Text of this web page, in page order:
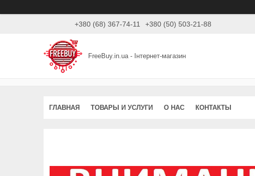
+380 (68) 367-74-11 +380 (50) 503-21-88
FreeBuy.in.ua - Інтернет-магазин
ГЛАВНАЯ ТОВАРЫ И УСЛУГИ О НАС КОНТАКТЫ